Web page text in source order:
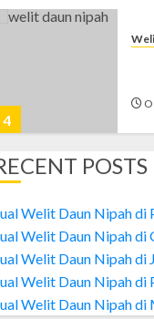
4
5
POSTS
Welit Daun Nipah
Welit Daun Nipah
Welit Daun Nipah di
Welit Daun Nipah
Welit Daun Nipah